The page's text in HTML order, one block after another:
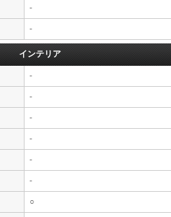
-
-
インテリア
-
-
-
-
-
-
○